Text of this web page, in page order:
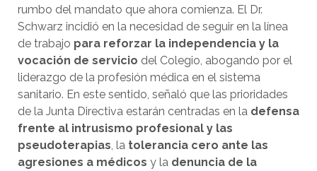
rumbo del mandato que ahora comienza. El Dr.
Schwarz incidió en la necesidad de seguir en la línea
de trabajo para reforzar la independencia y la
vocación de servicio del Colegio, abogando por el
liderazgo de la profesión médica en el sistema
sanitario. En este sentido, señaló que las prioridades
de la Junta Directiva estarán centradas en la defensa
frente al intrusismo profesional y las
pseudoterapias , la tolerancia cero ante las
agresiones a médicos y la denuncia de la